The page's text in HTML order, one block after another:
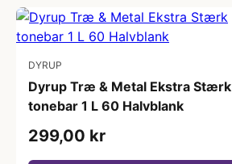
DYRUP
Dyrup Træ & Metal Ekstra Stærk
tonebar 1 L 60 Halvblank
299,00 kr